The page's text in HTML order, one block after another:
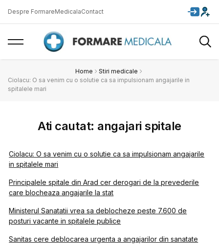
Despre FormareMedicalaContact
Home
Stiri medicale
Ciolacu: O sa venim cu o solutie ca sa impulsionam angajarile in
spitalele mari
Ati cautat: angajari spitale
Ciolacu: O sa venim cu o solutie ca sa impulsionam angajarile
in spitalele mari
Principalele spitale din Arad cer derogari de la prevederile
care blocheaza angajarile la stat
Ministerul Sanatatii vrea sa deblocheze peste 7.600 de
posturi vacante in spitalele publice
Sanitas cere deblocarea urgenta a angajarilor din sanatate